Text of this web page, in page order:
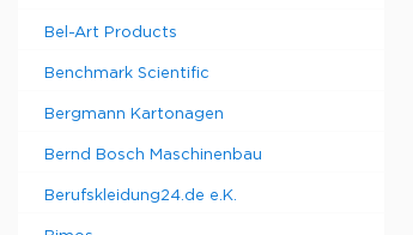
Bel-Art Products
Benchmark Scientific
Bergmann Kartonagen
Bernd Bosch Maschinenbau
Berufskleidung24.de e.K.